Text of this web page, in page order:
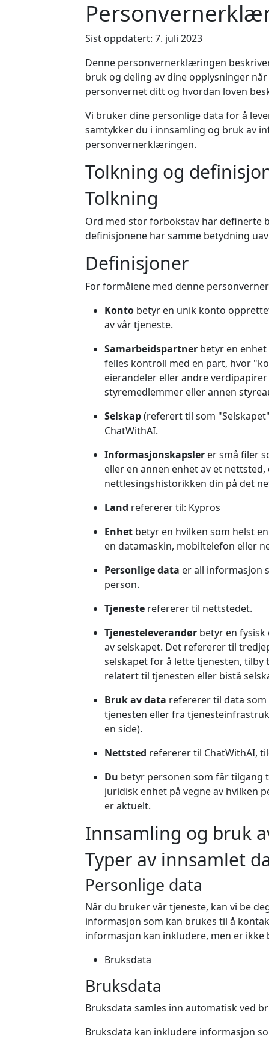
Sist oppdatert: 7. juli 2023
Denne personvernerklæringen
bruk og deling av dine opplysninger
personvernet ditt og hvordan loven
Vi bruker dine personlige data for å
samtykker du i innsamling og bruk av
personvernerklæringen.
Tolkning og
Tolkning
Ord med stor forbokstav har definerte
definisjonene har samme betydning
Definisjoner
For formålene med denne
Konto betyr en unik konto
av vår tjeneste.
Samarbeidspartner betyr en
felles kontroll med en part, hvor
eierandeler eller andre
styremedlemmer eller annen
Selskap(referert til som
ChatWithAI.
Informasjonskapsler er små filer
eller en annen enhet av et
nettlesingshistorikken din på det
Land refererer til: Kypros
Enhet betyr en hvilken som helst
en datamaskin, mobiltelefon eller
Personlige data er all informasjon
person.
Tjeneste refererer til nettstedet.
Tjenesteleverandør betyr en
av selskapet. Det refererer til
selskapet for å lette tjenesten, tilby
relatert til tjenesten eller bistå
Bruk av data refererer til data
tjenesten eller fra
en side).
Nettsted refererer til ChatWithAI,
Du betyr personen som får tilgang
juridisk enhet på vegne av hvilken
er aktuelt.
Innsamling og bruk
Typer av innsamlet
Personlige data
Når du bruker vår tjeneste, kan vi be
informasjon som kan brukes til å
informasjon kan inkludere, men er ikke
Bruksdata
Bruksdata
Bruksdata samles inn automatisk ved
Bruksdata kan inkludere informasjon